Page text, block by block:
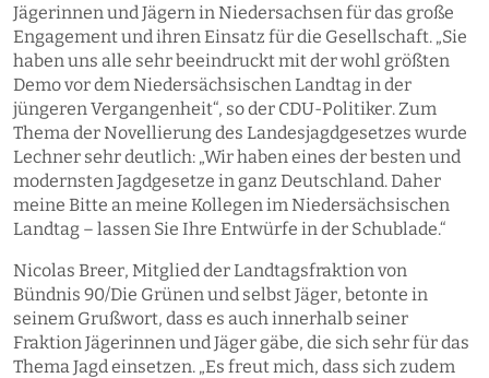
Jägerinnen und Jägern in Niedersachsen für das große
Engagement und ihren Einsatz für die Gesellschaft. „Sie
haben uns alle sehr beeindruckt mit der wohl größten
Demo vor dem Niedersächsischen Landtag in der
jüngeren Vergangenheit“, so der CDU-Politiker. Zum
Thema der Novellierung des Landesjagdgesetzes wurde
Lechner sehr deutlich: „Wir haben eines der besten und
modernsten Jagdgesetze in ganz Deutschland. Daher
meine Bitte an meine Kollegen im Niedersächsischen
Landtag – lassen Sie Ihre Entwürfe in der Schublade.“
Nicolas Breer, Mitglied der Landtagsfraktion von
Bündnis 90/Die Grünen und selbst Jäger, betonte in
seinem Grußwort, dass es auch innerhalb seiner
Fraktion Jägerinnen und Jäger gäbe, die sich sehr für das
Thema Jagd einsetzen. „Es freut mich, dass sich zudem